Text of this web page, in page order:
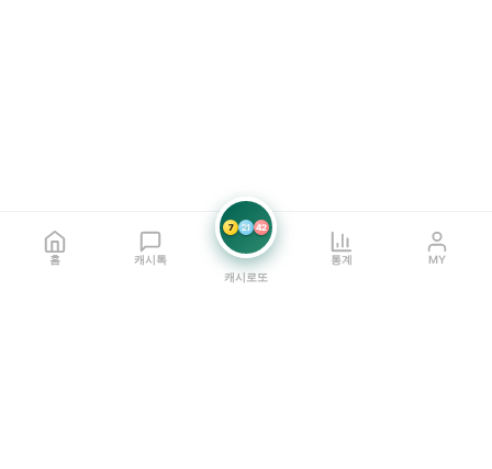
홈 캐시톡
7 21 42
캐시로또
통계 MY